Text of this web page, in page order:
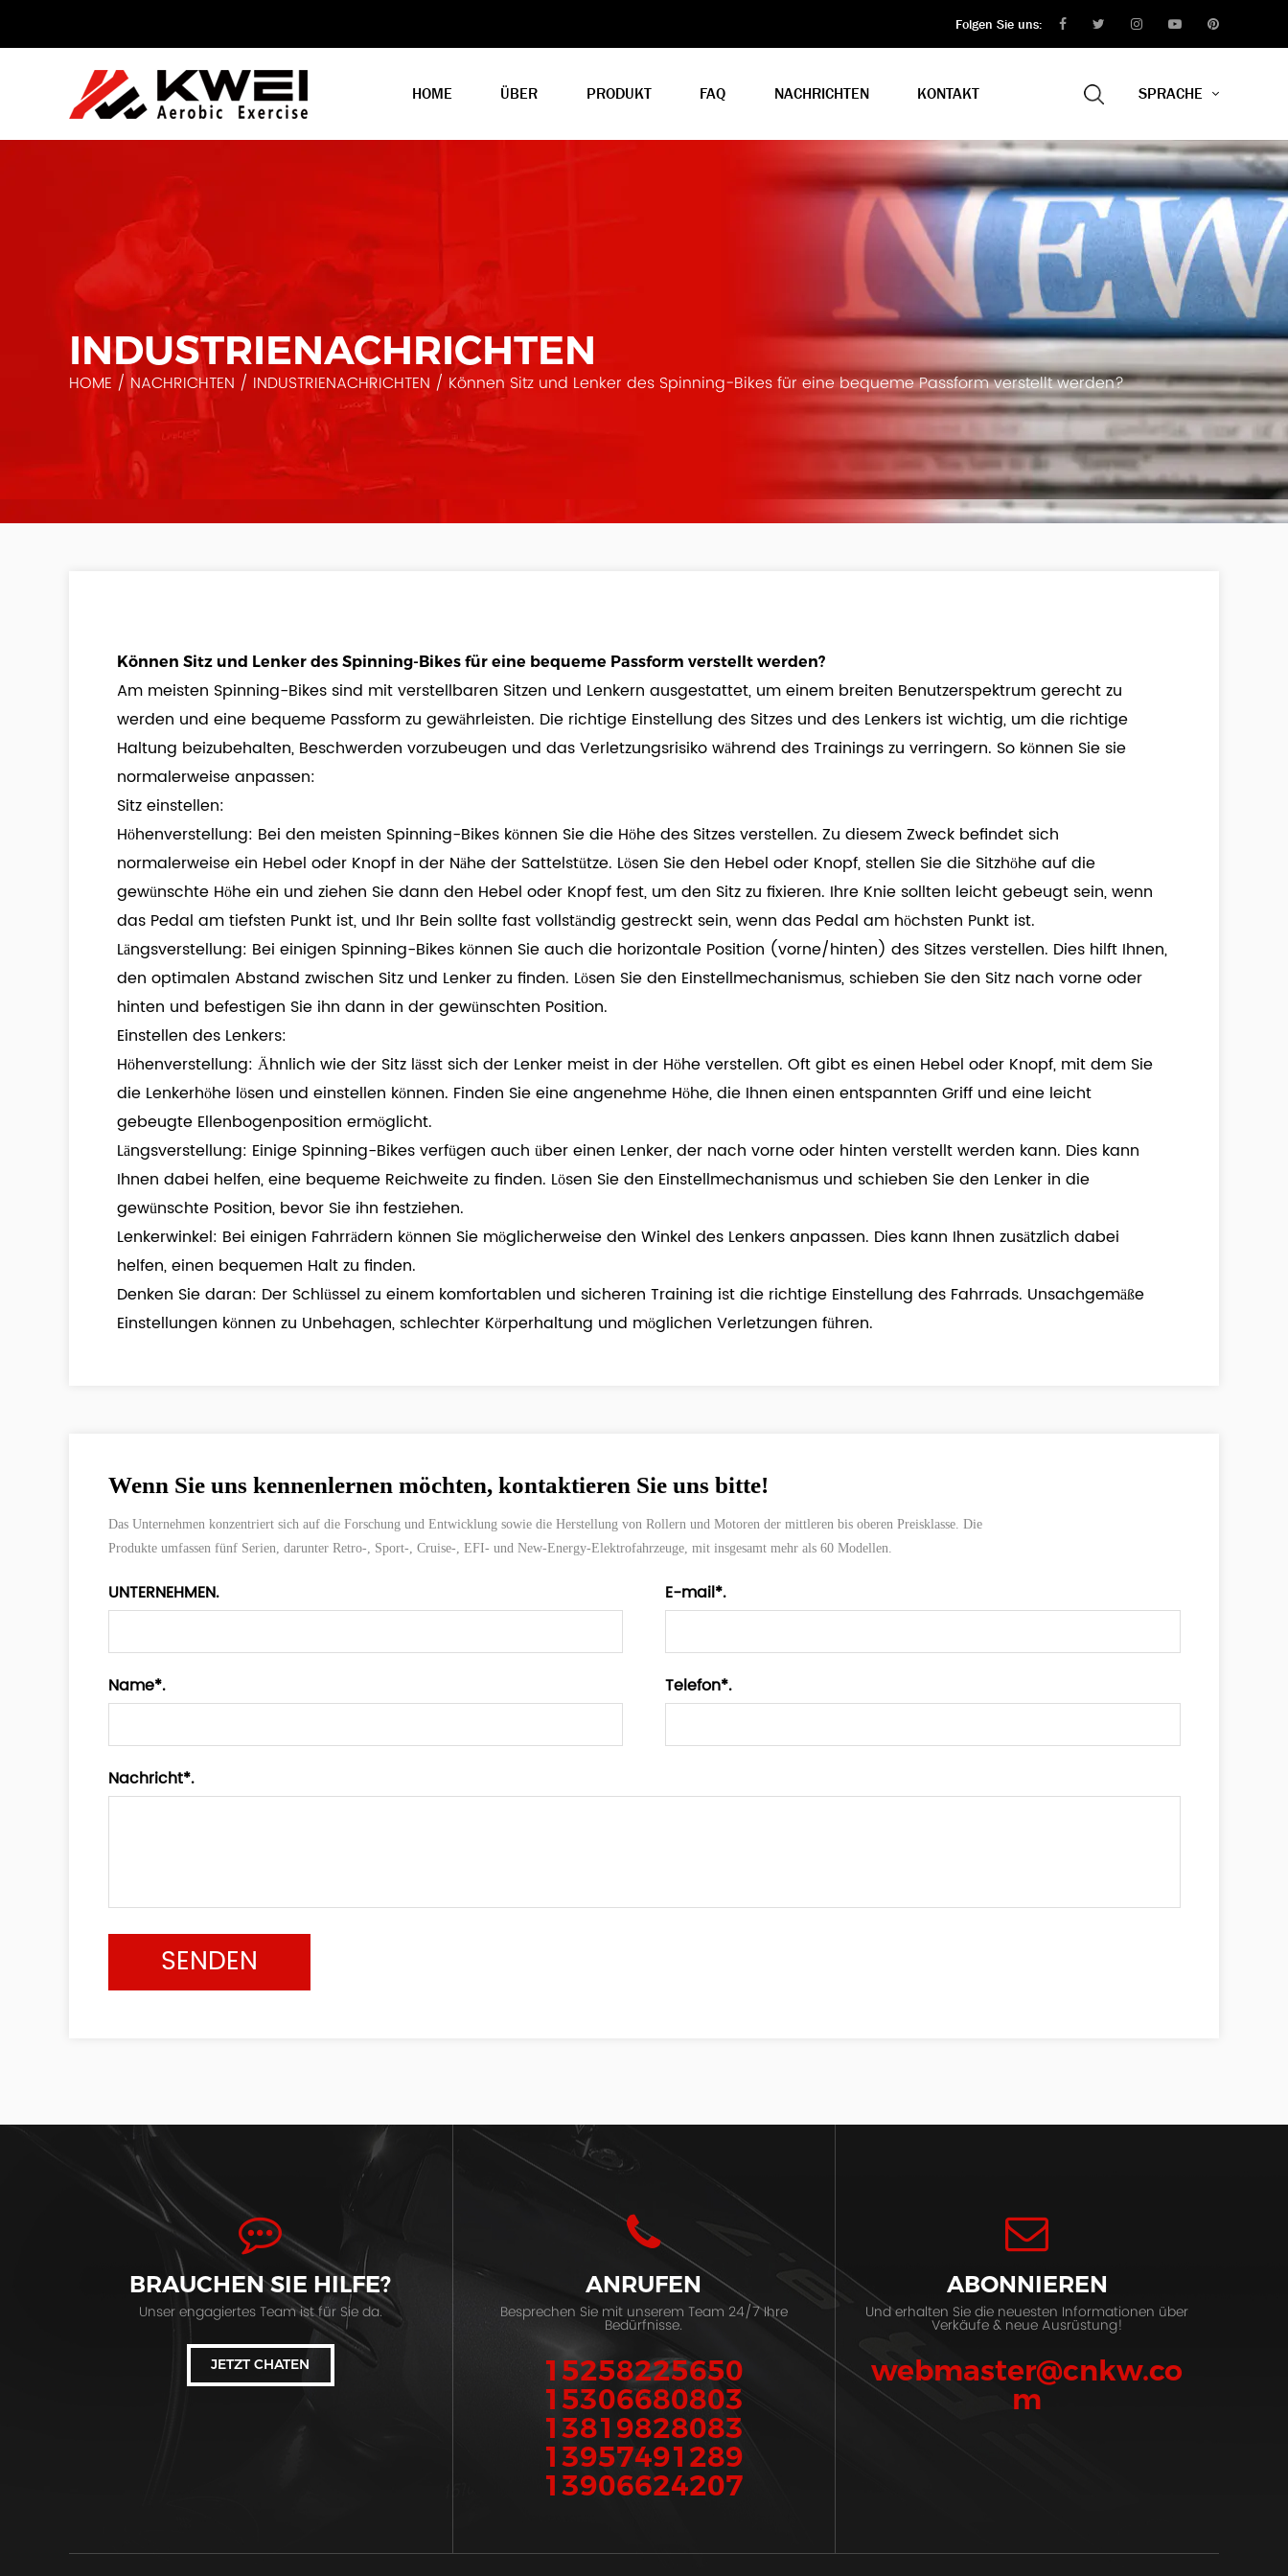
Folgen Sie uns:
HOME ÜBER PRODUKT FAQ NACHRICHTEN KONTAKT SPRACHE
INDUSTRIENACHRICHTEN
HOME / NACHRICHTEN / INDUSTRIENACHRICHTEN / Können Sitz und Lenker des Spinning-Bikes für eine bequeme Passform verstellt werden?
Können Sitz und Lenker des Spinning-Bikes für eine bequeme Passform verstellt werden?
Am meisten Spinning-Bikes sind mit verstellbaren Sitzen und Lenkern ausgestattet, um einem breiten Benutzerspektrum gerecht zu
werden und eine bequeme Passform zu gewährleisten. Die richtige Einstellung des Sitzes und des Lenkers ist wichtig, um die richtige
Haltung beizubehalten, Beschwerden vorzubeugen und das Verletzungsrisiko während des Trainings zu verringern. So können Sie sie
normalerweise anpassen:
Sitz einstellen:
Höhenverstellung: Bei den meisten Spinning-Bikes können Sie die Höhe des Sitzes verstellen. Zu diesem Zweck befindet sich
normalerweise ein Hebel oder Knopf in der Nähe der Sattelstütze. Lösen Sie den Hebel oder Knopf, stellen Sie die Sitzhöhe auf die
gewünschte Höhe ein und ziehen Sie dann den Hebel oder Knopf fest, um den Sitz zu fixieren. Ihre Knie sollten leicht gebeugt sein, wenn
das Pedal am tiefsten Punkt ist, und Ihr Bein sollte fast vollständig gestreckt sein, wenn das Pedal am höchsten Punkt ist.
Längsverstellung: Bei einigen Spinning-Bikes können Sie auch die horizontale Position (vorne/hinten) des Sitzes verstellen. Dies hilft Ihnen,
den optimalen Abstand zwischen Sitz und Lenker zu finden. Lösen Sie den Einstellmechanismus, schieben Sie den Sitz nach vorne oder
hinten und befestigen Sie ihn dann in der gewünschten Position.
Einstellen des Lenkers:
Höhenverstellung: Ähnlich wie der Sitz lässt sich der Lenker meist in der Höhe verstellen. Oft gibt es einen Hebel oder Knopf, mit dem Sie
die Lenkerhöhe lösen und einstellen können. Finden Sie eine angenehme Höhe, die Ihnen einen entspannten Griff und eine leicht
gebeugte Ellenbogenposition ermöglicht.
Längsverstellung: Einige Spinning-Bikes verfügen auch über einen Lenker, der nach vorne oder hinten verstellt werden kann. Dies kann
Ihnen dabei helfen, eine bequeme Reichweite zu finden. Lösen Sie den Einstellmechanismus und schieben Sie den Lenker in die
gewünschte Position, bevor Sie ihn festziehen.
Lenkerwinkel: Bei einigen Fahrrädern können Sie möglicherweise den Winkel des Lenkers anpassen. Dies kann Ihnen zusätzlich dabei
helfen, einen bequemen Halt zu finden.
Denken Sie daran: Der Schlüssel zu einem komfortablen und sicheren Training ist die richtige Einstellung des Fahrrads. Unsachgemäße
Einstellungen können zu Unbehagen, schlechter Körperhaltung und möglichen Verletzungen führen.
Wenn Sie uns kennenlernen möchten, kontaktieren Sie uns bitte!
Das Unternehmen konzentriert sich auf die Forschung und Entwicklung sowie die Herstellung von Rollern und Motoren der mittleren bis oberen Preisklasse. Die
Produkte umfassen fünf Serien, darunter Retro-, Sport-, Cruise-, EFI- und New-Energy-Elektrofahrzeuge, mit insgesamt mehr als 60 Modellen.
UNTERNEHMEN. E-mail*.
Name*. Telefon*.
Nachricht*.
BRAUCHEN SIE HILFE?
Unser engagiertes Team ist für Sie da.
JETZT CHATEN
ANRUFEN
Besprechen Sie mit unserem Team 24/7 Ihre
Bedürfnisse.
15258225650
15306680803
13819828083
13957491289
13906624207
ABONNIEREN
Und erhalten Sie die neuesten Informationen über
Verkäufe & neue Ausrüstung!
webmaster@cnkw.co
m